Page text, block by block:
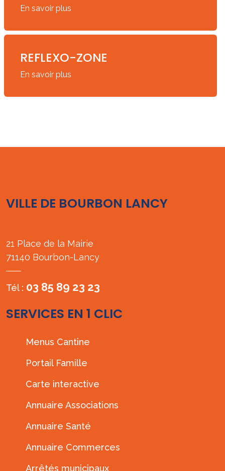
En savoir plus
REFLEXO-ZONE
En savoir plus
VILLE DE BOURBON LANCY
21 Place de la Mairie
71140 Bourbon-Lancy
Tél : 03 85 89 23 23
SERVICES EN 1 CLIC
Menus Cantine
Portail Famille
Carte interactive
Annuaire Associations
Annuaire Santé
Annuaire Commerces
Arrêtés municipaux